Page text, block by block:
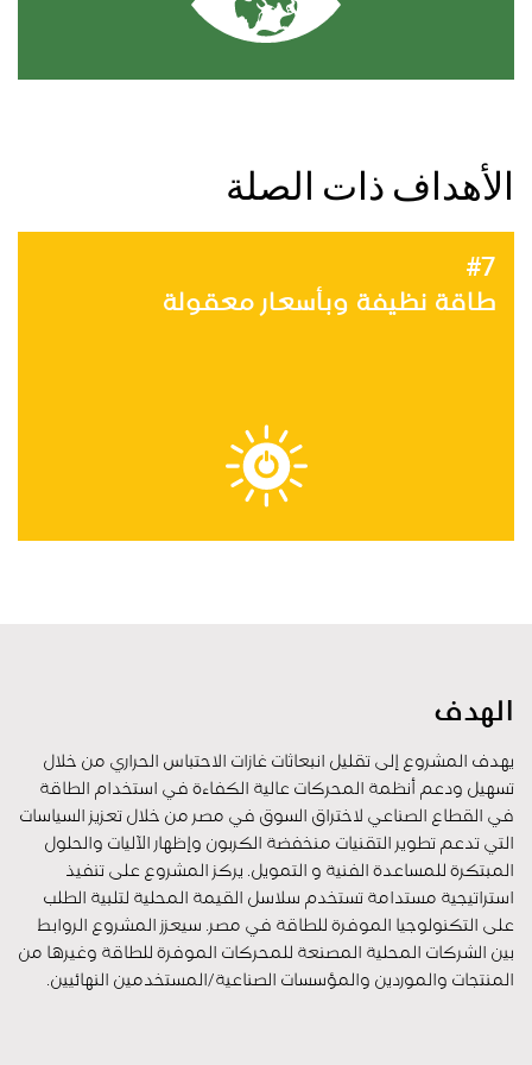
الأهداف ذات الصلة
#7
طاقة نظيفة وبأسعار معقولة
الهدف
يهدف المشروع إلى تقليل انبعاثات غازات الاحتباس الحراري من خلال
تسهيل ودعم أنظمة المحركات عالية الكفاءة في استخدام الطاقة
في القطاع الصناعي لاختراق السوق في مصر من خلال تعزيز السياسات
التي تدعم تطوير التقنيات منخفضة الكربون وإظهار الآليات والحلول
المبتكرة للمساعدة الفنية و التمويل. يركز المشروع على تنفيذ
استراتيجية مستدامة تستخدم سلاسل القيمة المحلية لتلبية الطلب
على التكنولوجيا الموفرة للطاقة في مصر. سيعزز المشروع الروابط
بين الشركات المحلية المصنعة للمحركات الموفرة للطاقة وغيرها من
المنتجات والموردين والمؤسسات الصناعية/المستخدمين النهائيين.